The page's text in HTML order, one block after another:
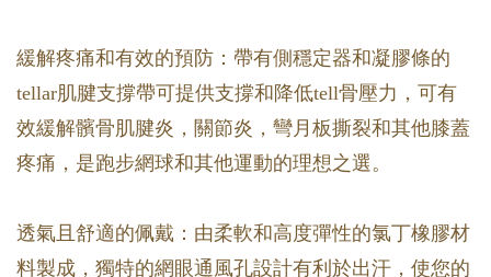
緩解疼痛和有效的預防：帶有側穩定器和凝膠條的
tellar肌腱支撐帶可提供支撐和降低tell骨壓力，可有
效緩解髕骨肌腱炎，關節炎，彎月板撕裂和其他膝蓋
疼痛，是跑步網球和其他運動的理想之選。
透氣且舒適的佩戴：由柔軟和高度彈性的氯丁橡膠材
料製成，獨特的網眼通風孔設計有利於出汗，使您的